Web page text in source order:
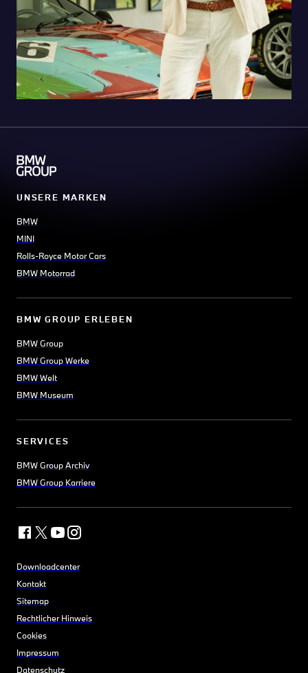
UNSERE MARKEN
BMW
MINI
Rolls-Royce Motor Cars
BMW Motorrad
BMW GROUP ERLEBEN
BMW Group
BMW Group Werke
BMW Welt
BMW Museum
SERVICES
BMW Group Archiv
BMW Group Karriere
Downloadcenter
Kontakt
Sitemap
Rechtlicher Hinweis
Cookies
Impressum
Datenschutz